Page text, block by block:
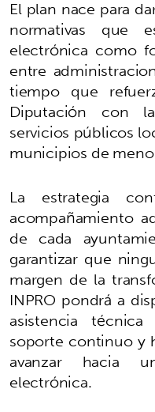
El plan nace para
normativas que
electrónica como
entre
tiempo que
Diputación con
servicios públicos
municipios de
La estrategia
acompañamiento
de cada
garantizar que
margen de la
INPRO pondrá a
asistencia técnica
soporte continuo y
avanzar hacia
electrónica.